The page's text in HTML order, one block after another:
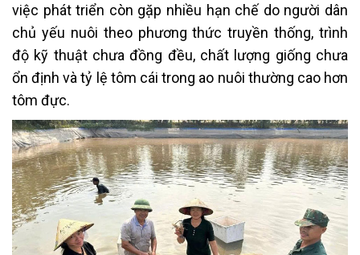
việc phát triển còn gặp nhiều hạn chế do người dân
chủ yếu nuôi theo phương thức truyền thống, trình
độ kỹ thuật chưa đồng đều, chất lượng giống chưa
ổn định và tỷ lệ tôm cái trong ao nuôi thường cao hơn
tôm đực.